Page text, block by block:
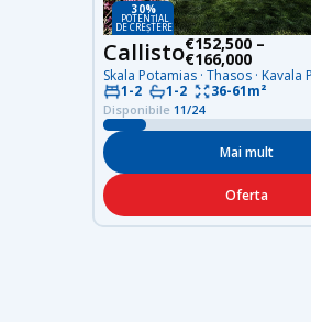
30%
DE CREȘTERE
POTENȚIAL
Callisto€152,500 –
€166,000
Skala Potamias · Thasos · Kavala
1-2
1-2 36-61m²
Disponibile 11/24
Mai mult
Oferta